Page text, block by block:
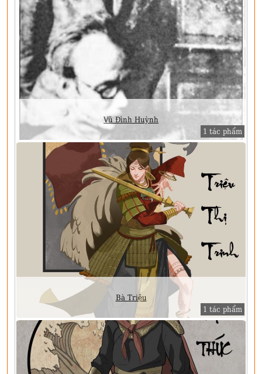
Vũ Đình Huỳnh
1 tác phẩm
Bà Triệu
1 tác phẩm